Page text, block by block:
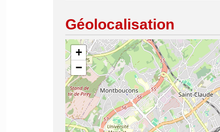
Géolocalisation
+
−